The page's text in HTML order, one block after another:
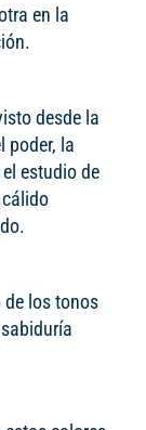
en la
desde la
poder, la
estudio de
de los tonos